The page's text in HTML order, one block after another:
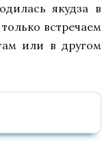
якудза в
встречаем
или в другом